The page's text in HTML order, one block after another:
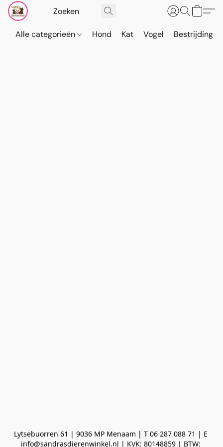
Alle categorieën Hond Kat Vogel Bestrijding
Lytsebuorren 61 | 9036 MP Menaam | T 06 287 088 71 | E
info@sandrasdierenwinkel.nl | KVK: 80148859 | BTW: